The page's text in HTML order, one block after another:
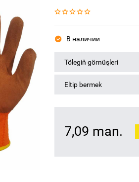
В наличии
Tölegiň görnüşleri
Eltip bermek
7,09 man.